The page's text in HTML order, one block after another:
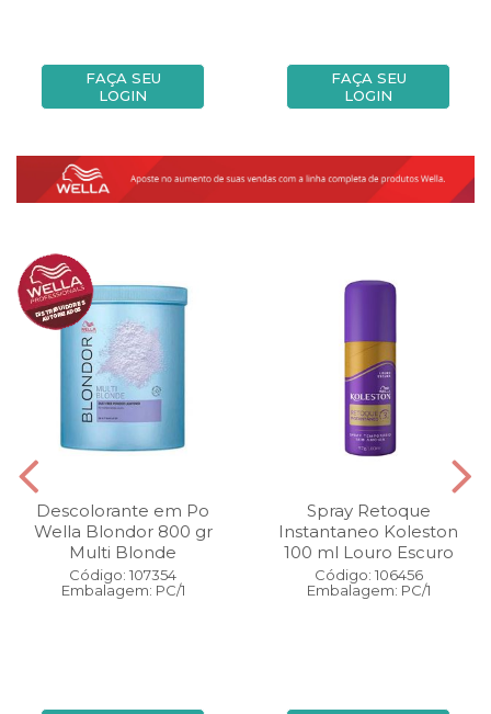
FAÇA SEU
LOGIN
FAÇA SEU
LOGIN
Descolorante em Po
Wella Blondor 800 gr
Multi Blonde
Código: 107354
Embalagem: PC/1
Spray Retoque
Instantaneo Koleston
100 ml Louro Escuro
Código: 106456
Embalagem: PC/1